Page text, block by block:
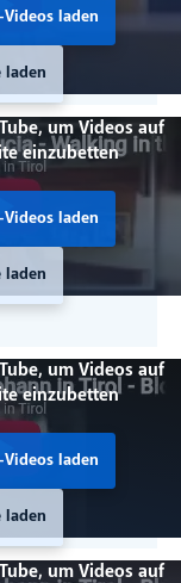
Videos laden
laden
um Videos auf
einzubetten
Videos laden
laden
um Videos auf
einzubetten
Videos laden
laden
um Videos auf